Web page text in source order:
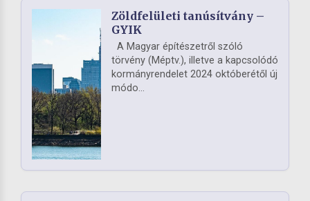
Zöldfelületi tanúsítvány –
GYIK
A Magyar építészetről szóló
törvény (Méptv.), illetve a kapcsolódó
kormányrendelet 2024 októberétől új
módo...